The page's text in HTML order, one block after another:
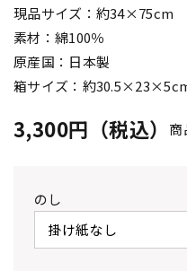
現品サイズ：約34×75cm
素材：綿100％
原産国：日本製
箱サイズ：約
3,300円（税込） 商
のし